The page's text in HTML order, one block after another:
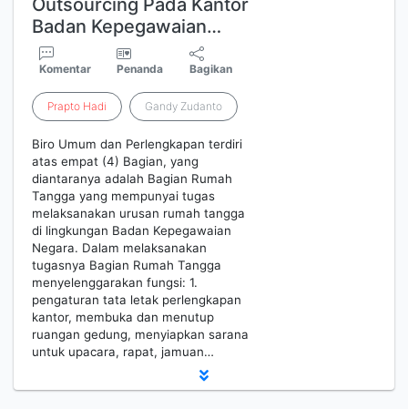
Outsourcing Pada Kantor
Badan Kepegawaian…
Komentar Penanda Bagikan
Prapto Hadi Gandy Zudanto
Biro Umum dan Perlengkapan terdiri
atas empat (4) Bagian, yang
diantaranya adalah Bagian Rumah
Tangga yang mempunyai tugas
melaksanakan urusan rumah tangga
di lingkungan Badan Kepegawaian
Negara. Dalam melaksanakan
tugasnya Bagian Rumah Tangga
menyelenggarakan fungsi: 1.
pengaturan tata letak perlengkapan
kantor, membuka dan menutup
ruangan gedung, menyiapkan sarana
untuk upacara, rapat, jamuan…